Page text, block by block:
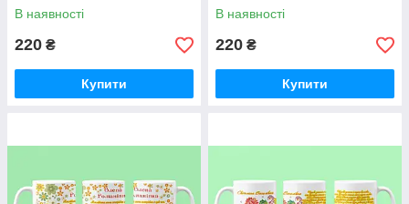
В наявності
220 ₴
Купити
В наявності
220 ₴
Купити